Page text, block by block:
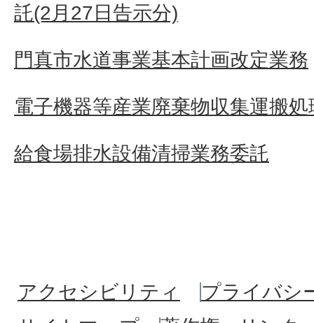
託(2月27日告示分)
門真市水道事業基本計画改定業務
電子機器等産業廃棄物収集運搬
給食場排水設備清掃業務委託
アクセシビリティ
プライバシ